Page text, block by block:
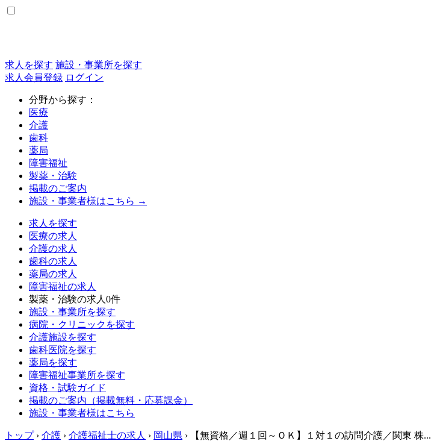
求人を探す 施設・事業所を探す
求人会員登録 ログイン
分野から探す：
医療
介護
歯科
薬局
障害福祉
製薬・治験
掲載のご案内
施設・事業者様はこちら →
求人を探す
医療の求人
介護の求人
歯科の求人
薬局の求人
障害福祉の求人
製薬・治験の求人 0件
施設・事業所を探す
病院・クリニックを探す
介護施設を探す
歯科医院を探す
薬局を探す
障害福祉事業所を探す
資格・試験ガイド
掲載のご案内（掲載無料・応募課金）
施設・事業者様はこちら
トップ › 介護 › 介護福祉士の求人 › 岡山県 › 【無資格／週１回～ＯＫ】１対１の訪問介護／関東 株...